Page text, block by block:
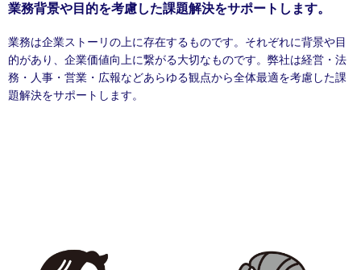
業務背景や目的を考慮した課題解決をサポートします。
業務は企業ストーリの上に存在するものです。それぞれに背景や目
的があり、企業価値向上に繋がる大切なものです。弊社は経営・法
務・人事・営業・広報などあらゆる観点から全体最適を考慮した課
題解決をサポートします。